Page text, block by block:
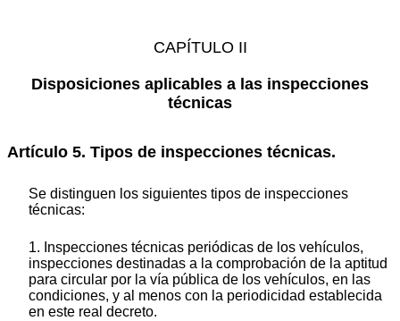
CAPÍTULO II
Disposiciones aplicables a las inspecciones
técnicas
Artículo 5. Tipos de inspecciones técnicas.
Se distinguen los siguientes tipos de inspecciones
técnicas:
1. Inspecciones técnicas periódicas de los vehículos,
inspecciones destinadas a la comprobación de la aptitud
para circular por la vía pública de los vehículos, en las
condiciones, y al menos con la periodicidad establecida
en este real decreto.